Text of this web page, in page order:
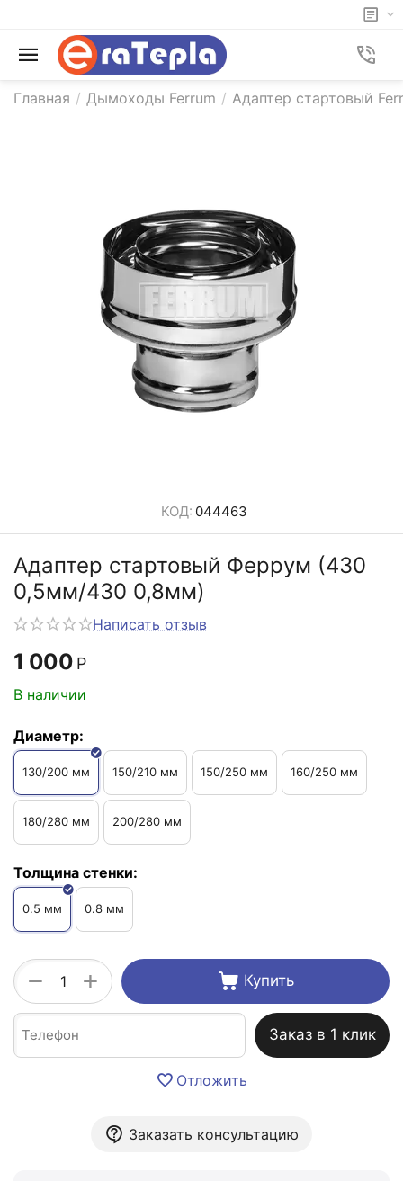
Главная / Дымоходы Ferrum / Адаптер стартовый
КОД: 044463
Адаптер стартовый Феррум (430
0,5мм/430 0,8мм)
Написать отзыв
1 000 Р
В наличии
Диаметр:
130/200 мм 150/210 мм 150/250 мм 160/250 мм
180/280 мм 200/280 мм
Толщина стенки:
0.5 мм 0.8 мм
+
− Купить
Заказ в 1 клик
Отложить
Заказать консультацию